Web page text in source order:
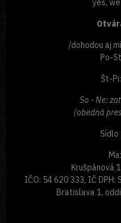
yes,
/dohodou aj
Po-
Št-
So - Ne:
(obedná
Sídlo
Krušpánová
IČO: 54 620 333, IČ DPH:
Bratislava 1,